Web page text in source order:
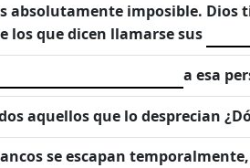
absolutamente imposible. Dios
los que dicen llamarse sus
a esa
aquellos que lo desprecian
se escapan